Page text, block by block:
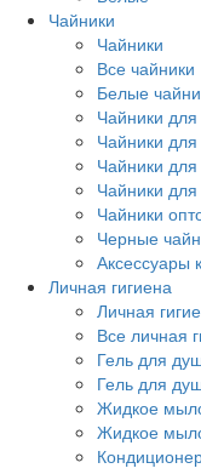
Чайники
Чайники
Все чайники
Белые
Чайники
Чайники
Чайники
Чайники
Чайники
Черные
Аксессуары
Личная гигиена
Личная
Все личная
Гель для
Гель для
Жидкое
Жидкое